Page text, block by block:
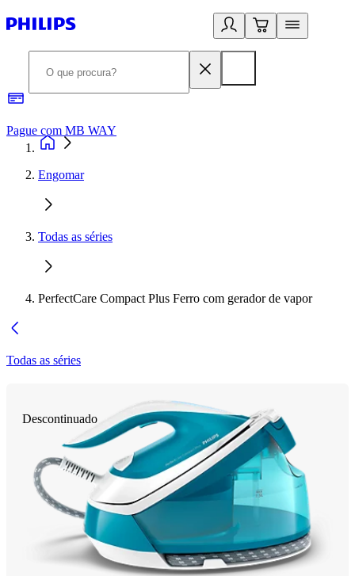
Pague com MB WAY
Engomar
Todas as séries
PerfectCare Compact Plus Ferro com gerador de vapor
Todas as séries
Descontinuado